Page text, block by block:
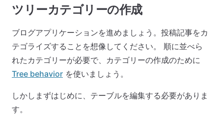
ツリーカテゴリーの作成
ブログアプリケーションを進めましょう。投稿記事をカ
テゴライズすることを想像してください。 順に並べら
れたカテゴリーが必要で、カテゴリーの作成のために
Tree behavior を使いましょう。
しかしまずはじめに、テーブルを編集する必要がありま
す。